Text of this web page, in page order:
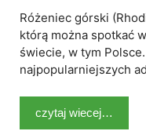
Różeniec górski
którą można spotkać
świecie, w tym
najpopularniejszych
czytaj wiecej…